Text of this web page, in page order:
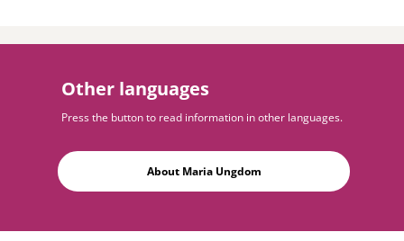
Other languages
Press the button to read information in other languages.
About Maria Ungdom